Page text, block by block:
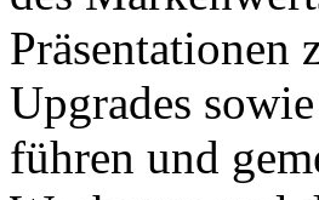
Präsentationen
Upgrades
führen und